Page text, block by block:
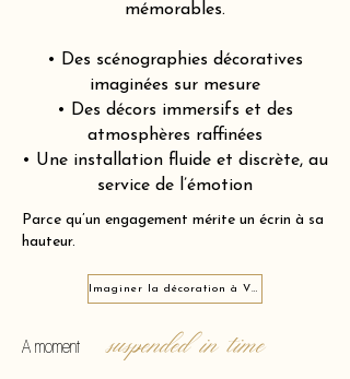
mémorables.
• Des scénographies décoratives
imaginées sur mesure
• Des décors immersifs et des
atmosphères raffinées
• Une installation fluide et discrète, au
service de l’émotion
Parce qu’un engagement mérite un écrin à sa
hauteur.
Imaginer la décoration à Vigneux-sur-Seine 91270
A moment suspended in time